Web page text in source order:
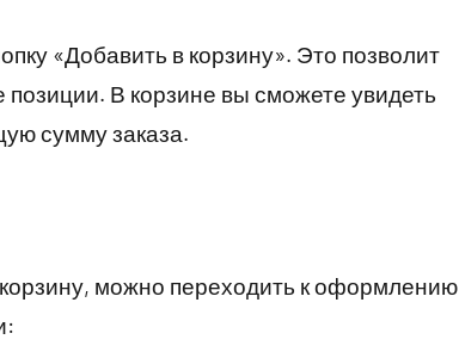
«Добавить в корзину». Это позволит
В корзине вы сможете увидеть
сумму заказа.
можно переходить к оформлению